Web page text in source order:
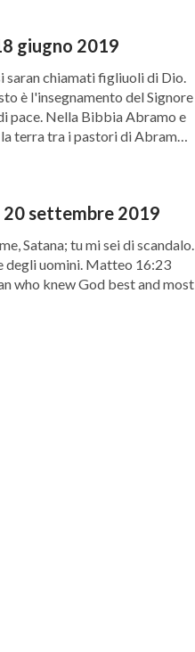
giugno 2019
saran chiamati figliuoli di Dio.
è l'insegnamento del Signore
pace. Nella Bibbia Abramo e
terra tra i pastori di Abramo e
il 20 settembre 2019
Satana; tu mi sei di scandalo.
degli uomini. Matteo 16:23
who knew God best and most